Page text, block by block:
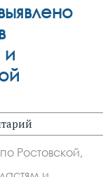
и
Ростовской,